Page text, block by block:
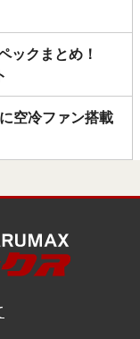
ックまとめ！
空冷ファン搭載